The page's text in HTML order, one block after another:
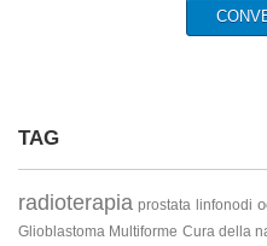
TAG
radioterapia prostata linfonodi
Glioblastoma Multiforme Cura della